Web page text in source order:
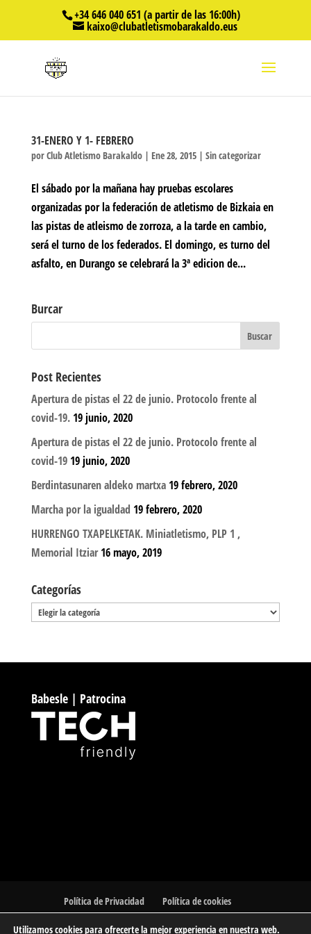
+34 646 040 651 (a partir de las 16:00h)
kaixo@clubatletismobarakaldo.eus
31-ENERO Y 1- FEBRERO
porClub Atletismo Barakaldo| Ene 28, 2015| Sin categorizar
El sábado por la mañana hay pruebas escolares
organizadas por la federación de atletismo de Bizkaia en
las pistas de atleismo de zorroza, a la tarde en cambio,
será el turno de los federados. El domingo, es turno del
asfalto, en Durango se celebrará la 3ª edicion de...
Burcar
Post Recientes
Apertura de pistas el 22 de junio. Protocolo frente al
covid-19. 19 junio, 2020
Apertura de pistas el 22 de junio. Protocolo frente al
covid-19 19 junio, 2020
Berdintasunaren aldeko martxa 19 febrero, 2020
Marcha por la igualdad 19 febrero, 2020
HURRENGO TXAPELKETAK. Miniatletismo, PLP 1 ,
Memorial Itziar 16 mayo, 2019
Categorías
Categorías
Babesle | Patrocina
Política de Privacidad Política de cookies
Utilizamos cookies para ofrecerte la mejor experiencia en nuestra web.